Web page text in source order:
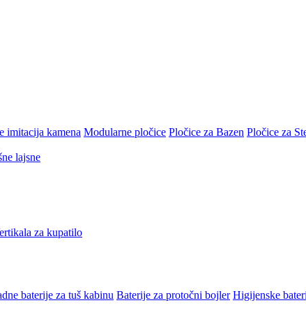
imitacija kamena Modularne pločice Pločice za Bazen Pločice za
lajsne
za kupatilo
baterije za tuš kabinu Baterije za protočni bojler Higijenske